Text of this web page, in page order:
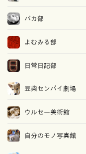
バカ部
よむみる部
日常日記部
豆柴センパイ劇場
ウルセー美術館
自分のモノ写真館